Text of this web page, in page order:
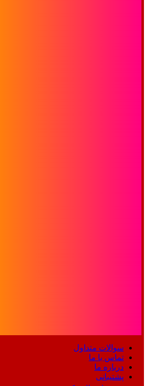
سوالات متداول
تماس با ما
درباره ما
پشتیبانی